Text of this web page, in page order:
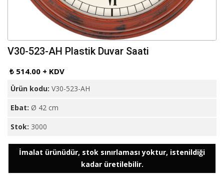
V30-523-AH Plastik Duvar Saati
₺ 514.00 + KDV
Ürün kodu: V30-523-AH
Ebat: Ø 42 cm
Stok: 3000
İmalat ürünüdür, stok sınırlaması yoktur, istenildiği
kadar üretilebilir.